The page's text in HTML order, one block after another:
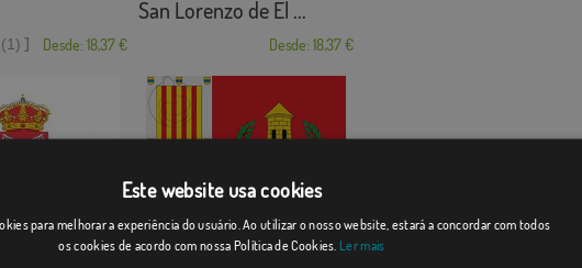
(1) ] Desde: 18,37 €
San Lorenzo de El ...
Desde: 18,37 €
Caudiel
Este website usa cookies
para melhorar a experiência do usuário. Ao utilizar o nosso website, estará a concordar com todos
os cookies de acordo com nossa Política de Cookies. Ler mais